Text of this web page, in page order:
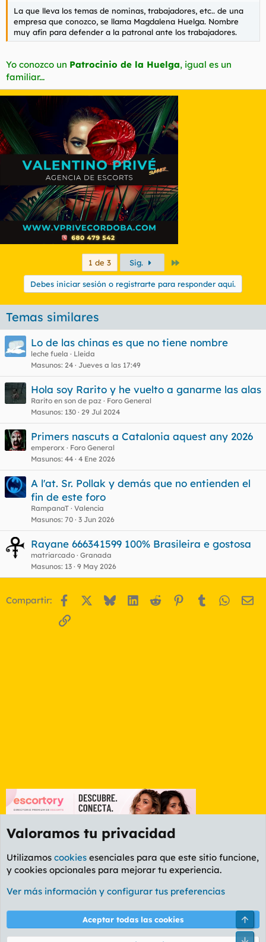
La que lleva los temas de nominas, trabajadores, etc.. de una
empresa que conozco, se llama Magdalena Huelga. Nombre
muy afín para defender a la patronal ante los trabajadores.
Yo conozco un Patrocinio de la Huelga, igual es un
familiar...
1 de 3 Sig.
Debes iniciar sesión o registrarte para responder aquí.
Temas similares
Lo de las chinas es que no tiene nombre
leche fuela
Lleida
Masunos 24 Jueves a las 17:49
Hola soy Rarito y he vuelto a ganarme las alas
Rarito en son de paz
Foro General
Masunos 130 29 Jul 2024
Primers nascuts a Catalonia aquest any 2026
emperorx
Foro General
Masunos 44 4 Ene 2026
A l'at. Sr. Pollak y demás que no entienden el
fin de este foro
RampanaT Valencia
Masunos 70 3 Jun 2026
Rayane 666341599 100% Brasileira e gostosa
matriarcado Granada
Masunos 13 9 May 2026
Compartir: Facebook BlueskyLinkedIn
Reddit Pinterest
Tumblr
Enlace
Foro General
Cookies
PL OLDSTYLE AMARILLO
Términos y reglas Política de privacidad Ayuda
Valoramos tu privacidad
Utilizamos cookies esenciales para que este sitio funcione,
y cookies opcionales para mejorar tu experiencia.
Ver más información y configurar tus preferencias
Aceptar todas las cookies
Pie